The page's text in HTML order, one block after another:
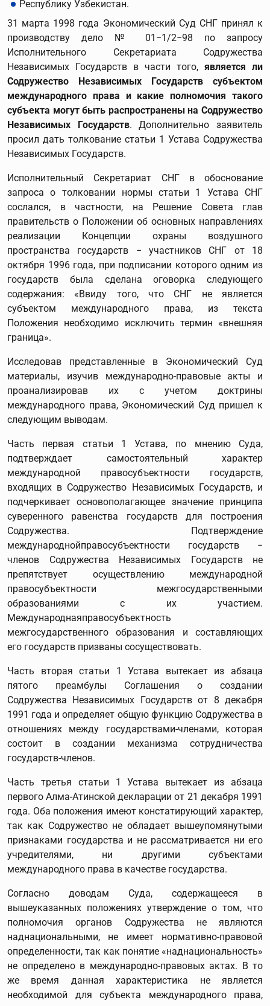
Республику Узбекистан.
31 марта 1998 года Экономический Суд СНГ принял к
производству дело № 01−1/2−98 по запросу
Исполнительного Секретариата Содружества
Независимых Государств в части того, является ли
Содружество Независимых Государств субъектом
международного права и какие полномочия такого
субъекта могут быть распространены на Содружество
Независимых Государств. Дополнительно заявитель
просил дать толкование статьи 1 Устава Содружества
Независимых Государств.
Исполнительный Секретариат СНГ в обоснование
запроса о толковании нормы статьи 1 Устава СНГ
сослался, в частности, на Решение Совета глав
правительств о Положении об основных направлениях
реализации Концепции охраны воздушного
пространства государств − участников СНГ от 18
октября 1996 года, при подписании которого одним из
государств была сделана оговорка следующего
содержания: «Ввиду того, что СНГ не является
субъектом международного права, из текста
Положения необходимо исключить термин «внешняя
граница».
Исследовав представленные в Экономический Суд
материалы, изучив международно-правовые акты и
проанализировав их с учетом доктрины
международного права, Экономический Суд пришел к
следующим выводам.
Часть первая статьи 1 Устава, по мнению Суда,
подтверждает самостоятельный характер
международной правосубъектности государств,
входящих в Содружество Независимых Государств, и
подчеркивает основополагающее значение принципа
суверенного равенства государств для построения
Содружества. Подтверждение
международнойправосубъектности государств −
членов Содружества Независимых Государств не
препятствует осуществлению международной
правосубъектности межгосударственными
образованиями с их участием.
Международнаяправосубъектность
межгосударственного образования и составляющих
его государств призваны сосуществовать.
Часть вторая статьи 1 Устава вытекает из абзаца
пятого преамбулы Соглашения о создании
Содружества Независимых Государств от 8 декабря
1991 года и определяет общую функцию Содружества в
отношениях между государствами-членами, которая
состоит в создании механизма сотрудничества
государств-членов.
Часть третья статьи 1 Устава вытекает из абзаца
первого Алма-Атинской декларации от 21 декабря 1991
года. Оба положения имеют констатирующий характер,
так как Содружество не обладает вышеупомянутыми
признаками государства и не рассматривается ни его
учредителями, ни другими субъектами
международного права в качестве государства.
Согласно доводам Суда, содержащееся в
вышеуказанных положениях утверждение о том, что
полномочия органов Содружества не являются
наднациональными, не имеет нормативно-правовой
определенности, так как понятие «наднациональность»
не определено в международно-правовых актах. В то
же время данная характеристика не является
необходимой для субъекта международного права,